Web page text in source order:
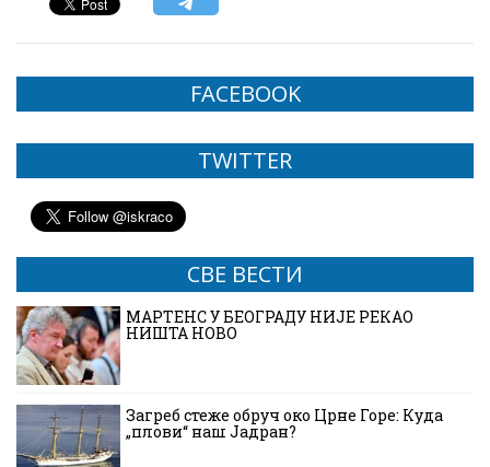
FACEBOOK
TWITTER
СВЕ ВЕСТИ
МАРТЕНС У БЕОГРАДУ НИЈЕ РЕКАО
НИШТА НОВО
Загреб стеже обруч око Црне Горе: Куда
„плови“ наш Јадран?